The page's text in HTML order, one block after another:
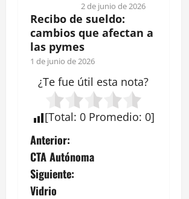
2 de junio de 2026
Recibo de sueldo:
cambios que afectan a
las pymes
1 de junio de 2026
¿Te fue útil esta nota?
[Total: 0 Promedio: 0]
N
a
Anterior:
CTA Autónoma
Siguiente:
Vidrio